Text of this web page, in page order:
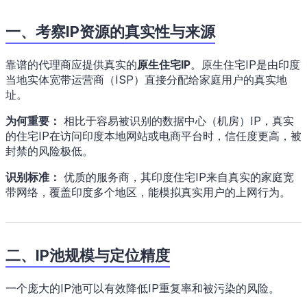
一、考察IP资源的真实性与来源
靠谱的代理商应提供真实的原生住宅IP。原生住宅IP是由印度
当地实体宽带运营商（ISP）直接分配给家庭用户的真实地
址。
为何重要： 相比于容易被识别的数据中心（机房）IP，真实
的住宅IP在访问印度本地网站或电商平台时，信任度更高，被
封禁的风险极低。
识别标准： 优质的服务商，其印度住宅IP来自真实的家庭宽
带网络，覆盖印度多个地区，能模拟真实用户的上网行为。
二、IP池规模与定位精度
一个庞大的IP池可以有效降低IP重复率和被污染的风险。